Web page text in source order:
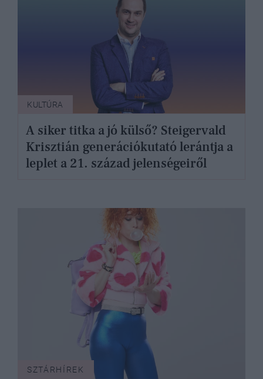
KULTÚRA
A siker titka a jó külső? Steigervald
Krisztián generációkutató lerántja a
leplet a 21. század jelenségeiről
SZTÁRHÍREK